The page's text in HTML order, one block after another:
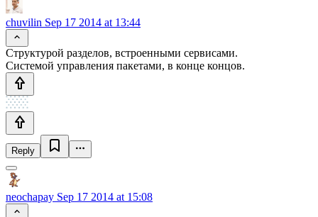
chuvilin Sep 17 2014 at 13:44
Структурой разделов, встроенными сервисами.
Системой управления пакетами, в конце концов.
Reply
neochapay Sep 17 2014 at 15:08